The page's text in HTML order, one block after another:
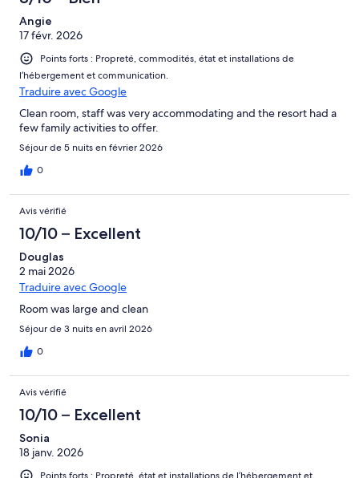
Angie
17 févr. 2026
Points forts : Propreté, commodités, état et installations de
l’hébergement et communication.
Traduire avec Google
Clean room, staff was very accommodating and the resort had a
few family activities to offer.
Séjour de 5 nuits en février 2026
0
Avis vérifié
10/10 – Excellent
Douglas
2 mai 2026
Traduire avec Google
Room was large and clean
Séjour de 3 nuits en avril 2026
0
Avis vérifié
10/10 – Excellent
Sonia
18 janv. 2026
Points forts : Propreté, état et installations de l’hébergement et